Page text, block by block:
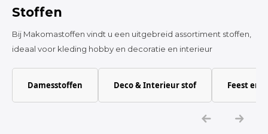
Katoen
Stoffen
Bij Makomastoffen vindt u een uitgebreid assortiment stoffen,
ideaal voor kleding hobby en decoratie en interieur
Damesstoffen Deco & Interieur stof Feest en